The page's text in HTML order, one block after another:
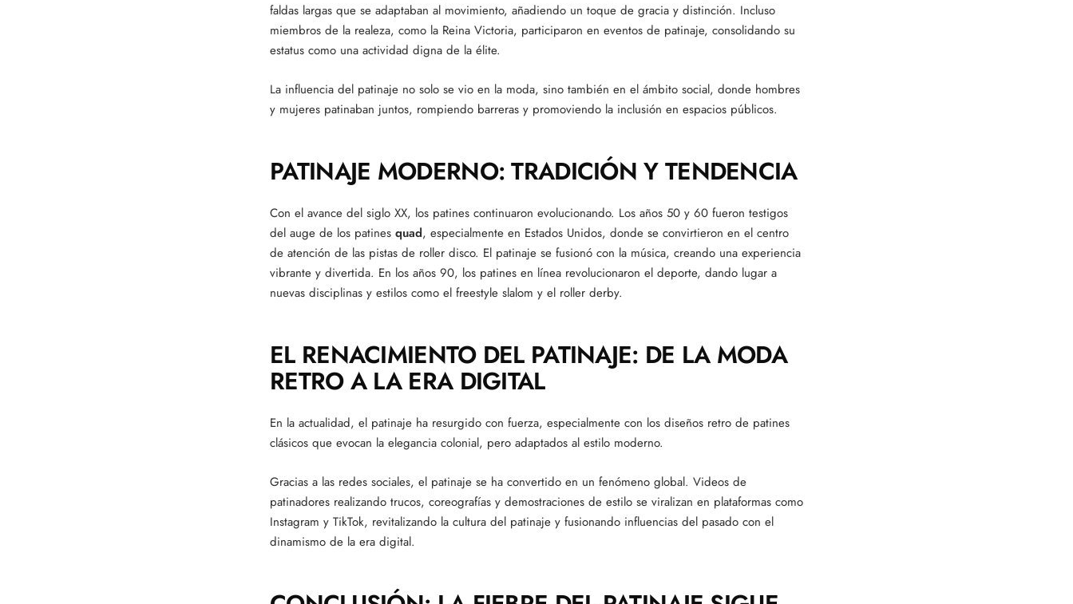
faldas largas que se adaptaban al movimiento, añadiendo un toque de gracia y distinción. Incluso
miembros de la realeza, como la Reina Victoria, participaron en eventos de patinaje, consolidando su
estatus como una actividad digna de la élite.
La influencia del patinaje no solo se vio en la moda, sino también en el ámbito social, donde hombres
y mujeres patinaban juntos, rompiendo barreras y promoviendo la inclusión en espacios públicos.
PATINAJE MODERNO: TRADICIÓN Y TENDENCIA
Con el avance del siglo XX, los patines continuaron evolucionando. Los años 50 y 60 fueron testigos
del auge de los patines quad, especialmente en Estados Unidos, donde se convirtieron en el centro
de atención de las pistas de roller disco. El patinaje se fusionó con la música, creando una experiencia
vibrante y divertida. En los años 90, los patines en línea revolucionaron el deporte, dando lugar a
nuevas disciplinas y estilos como el freestyle slalom y el roller derby.
EL RENACIMIENTO DEL PATINAJE: DE LA MODA
RETRO A LA ERA DIGITAL
En la actualidad, el patinaje ha resurgido con fuerza, especialmente con los diseños retro de patines
clásicos que evocan la elegancia colonial, pero adaptados al estilo moderno.
Gracias a las redes sociales, el patinaje se ha convertido en un fenómeno global. Videos de
patinadores realizando trucos, coreografías y demostraciones de estilo se viralizan en plataformas como
Instagram y TikTok, revitalizando la cultura del patinaje y fusionando influencias del pasado con el
dinamismo de la era digital.